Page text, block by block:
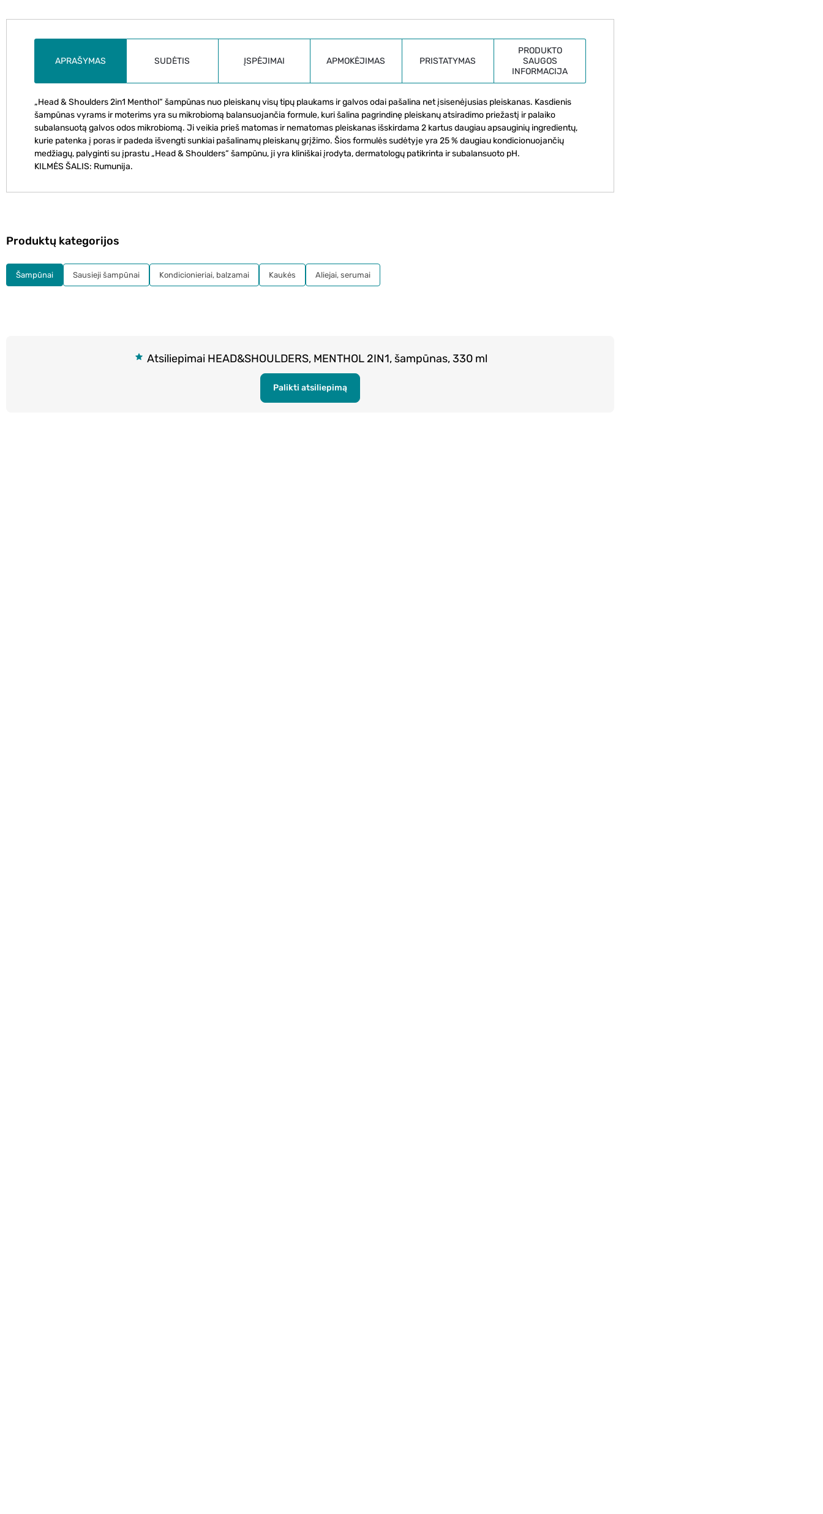
APRAŠYMAS SUDĖTIS ĮSPĖJIMAI APMOKĖJIMAS PRISTATYMAS
PRODUKTO
SAUGOS
INFORMACIJA
„Head & Shoulders 2in1 Menthol“ šampūnas nuo pleiskanų visų tipų plaukams ir galvos odai pašalina net įsisenėjusias pleiskanas. Kasdienis
šampūnas vyrams ir moterims yra su mikrobiomą balansuojančia formule, kuri šalina pagrindinę pleiskanų atsiradimo priežastį ir palaiko
subalansuotą galvos odos mikrobiomą. Ji veikia prieš matomas ir nematomas pleiskanas išskirdama 2 kartus daugiau apsauginių ingredientų,
kurie patenka į poras ir padeda išvengti sunkiai pašalinamų pleiskanų grįžimo. Šios formulės sudėtyje yra 25 % daugiau kondicionuojančių
medžiagų, palyginti su įprastu „Head & Shoulders“ šampūnu, ji yra kliniškai įrodyta, dermatologų patikrinta ir subalansuoto pH.
KILMĖS ŠALIS: Rumunija.
Atsiliepimai HEAD&SHOULDERS, MENTHOL 2IN1, šampūnas, 330 ml
Palikti atsiliepimą
Produktų kategorijos
Šampūnai Sausieji šampūnai Kondicionieriai, balzamai Kaukės Aliejai, serumai